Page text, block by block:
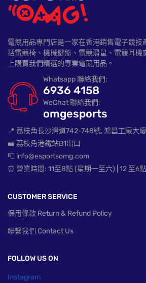
電競用品專門店是一家在香港銷售電子競技
括電競椅、機械鍵盤、電競滑鼠、電競耳機
上購買我們精選的專業電競用品。
Whatsapp 聯絡我們:
6936 4158
WeChat 聯絡我們:
omgesports
📍 荔枝角長沙灣道742-748號, 鴻昌工廠大
🚝 荔枝角港鐵站B1出口
📮 info@esportsomg.com
⏰ 營業時間: 11至8點 (星期一至六) | 12 至6
CUSTOMER SERVICE
保用條款 Return & Refund Policy
聯繫我們 Contact Us
FOLLOW US ON
Instagram